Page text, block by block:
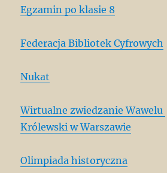
Egzamin po klasie 8
Federacja Bibliotek Cyfrowych
Nukat
Wirtualne zwiedzanie Wawelu
Królewski w Warszawie
Olimpiada historyczna